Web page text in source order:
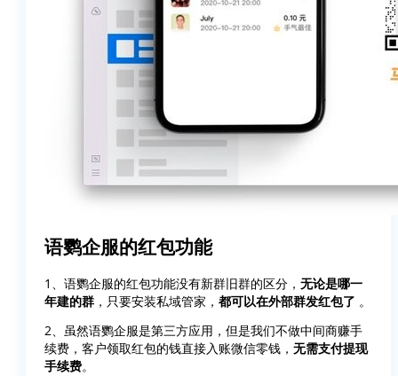
语鹦企服的红包功能
1、语鹦企服的红包功能没有新群旧群的区分， 无论是哪一
年建的群 ，只要安装私域管家， 都可以在外部群发红包了 。
2、虽然语鹦企服是第三方应用，但是我们不做中间商赚手
续费，客户领取红包的钱直接入账微信零钱， 无需支付提现
手续费。